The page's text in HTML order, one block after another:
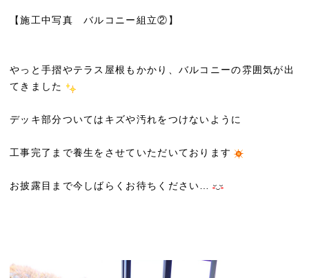
【施工中写真 バルコニー組立②】
やっと手摺やテラス屋根もかかり、バルコニーの雰囲気が出
てきました
デッキ部分ついてはキズや汚れをつけないように
工事完了まで養生をさせていただいております
お披露目まで今しばらくお待ちください…